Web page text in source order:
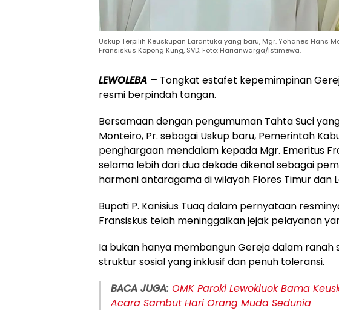
Uskup Terpilih Keuskupan Larantuka yang baru, Mgr. Yohanes Hans
Fransiskus Kopong Kung, SVD. Foto: Harianwarga/Istimewa.
LEWOLEBA – Tongkat estafet kepemimpinan
resmi berpindah tangan.
Bersamaan dengan pengumuman Tahta Suci
Monteiro, Pr. sebagai Uskup baru, Pemerintah
penghargaan mendalam kepada Mgr. Emeritus
selama lebih dari dua dekade dikenal sebagai
harmoni antaragama di wilayah Flores Timur dan
Bupati P. Kanisius Tuaq dalam pernyataan
Fransiskus telah meninggalkan jejak pelayanan
Ia bukan hanya membangun Gereja dalam
struktur sosial yang inklusif dan penuh toleransi.
BACA JUGA: OMK Paroki Lewokluok Bama
Acara Sambut Hari Orang Muda Sedunia